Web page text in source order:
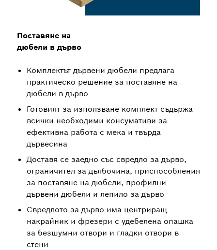
Поставяне на
дюбели в дърво
Комплектът дървени дюбели предлага
практическо решение за поставяне на
дюбели в дърво
Готовият за използване комплект съдържа
всички необходими консумативи за
ефективна работа с мека и твърда
дървесина
Доставя се заедно със свредло за дърво,
ограничител за дълбочина, приспособления
за поставяне на дюбели, профилни
дървени дюбели и лепило за дърво
Свредлото за дърво има центриращ
накрайник и фрезери с удебелена опашка
за безшумни отвори и гладки отвори в
стени